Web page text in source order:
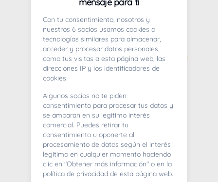
404
Whoops! Lo sentimos mucho.
Con tu consentimiento, nosotros y
nuestros 6 socios usamos cookies o
tecnologías similares para almacenar,
acceder y procesar datos personales,
como tus visitas a esta página web, las
direcciones IP y los identificadores de
cookies.
Algunos socios no te piden
consentimiento para procesar tus datos y
se amparan en su legítimo interés
comercial. Puedes retirar tu
consentimiento u oponerte al
procesamiento de datos según el interés
legítimo en cualquier momento haciendo
clic en "Obtener más información" o en la
política de privacidad de esta página web.